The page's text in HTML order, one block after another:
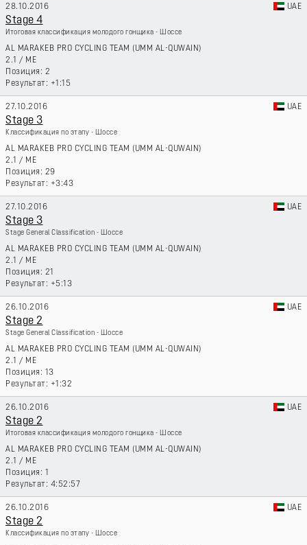
28.10.2016 UAE
Stage 4
Итоговая классификация молодого гонщика - Шоссе
AL MARAKEB PRO CYCLING TEAM (UMM AL-QUWAIN)
2.1 / ME
2
+1:15
27.10.2016 UAE
Stage 3
Классификация по этапу - Шоссе
AL MARAKEB PRO CYCLING TEAM (UMM AL-QUWAIN)
2.1 / ME
29
+3:43
27.10.2016 UAE
Stage 3
Stage General Classification - Шоссе
AL MARAKEB PRO CYCLING TEAM (UMM AL-QUWAIN)
2.1 / ME
21
+5:13
26.10.2016 UAE
Stage 2
Stage General Classification - Шоссе
AL MARAKEB PRO CYCLING TEAM (UMM AL-QUWAIN)
2.1 / ME
13
+1:32
26.10.2016 UAE
Stage 2
Итоговая классификация молодого гонщика - Шоссе
AL MARAKEB PRO CYCLING TEAM (UMM AL-QUWAIN)
2.1 / ME
1
4:52:57
26.10.2016 UAE
Stage 2
Классификация по этапу - Шоссе